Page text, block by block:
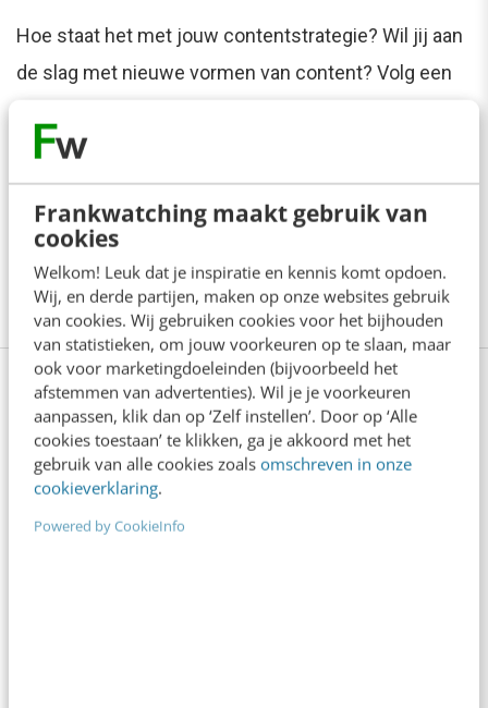
Frankwatching maakt gebruik van
cookies
Welkom! Leuk dat je inspiratie en kennis komt opdoen.
Wij, en derde partijen, maken op onze websites gebruik
van cookies. Wij gebruiken cookies voor het bijhouden
van statistieken, om jouw voorkeuren op te slaan, maar
ook voor marketingdoeleinden (bijvoorbeeld het
afstemmen van advertenties). Wil je je voorkeuren
aanpassen, klik dan op ‘Zelf instellen’. Door op ‘Alle
cookies toestaan’ te klikken, ga je akkoord met het
gebruik van alle cookies zoals omschreven in onze
cookieverklaring.
Powered by CookieInfo
Hoe staat het met jouw contentstrategie? Wil jij aan
de slag met nieuwe vormen van content? Volg een
bijvoorbeeld alles over het opzetten van
Instagramcampagnes, het maken van inspirerende
video's, het schrijven van blogs of het belang van
volledig aanbod
Anderen lezen ook
de managementtest